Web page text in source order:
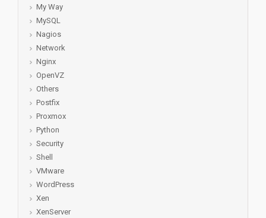
My Way
MySQL
Nagios
Network
Nginx
OpenVZ
Others
Postfix
Proxmox
Python
Security
Shell
VMware
WordPress
Xen
XenServer